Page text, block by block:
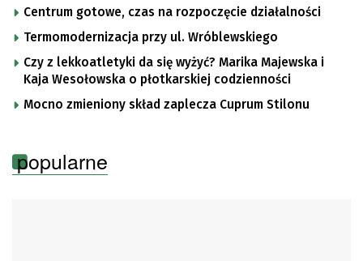
Centrum gotowe, czas na rozpoczęcie działalności
Termomodernizacja przy ul. Wróblewskiego
Czy z lekkoatletyki da się wyżyć? Marika Majewska i
Kaja Wesołowska o płotkarskiej codzienności
Mocno zmieniony skład zaplecza Cuprum Stilonu
popularne